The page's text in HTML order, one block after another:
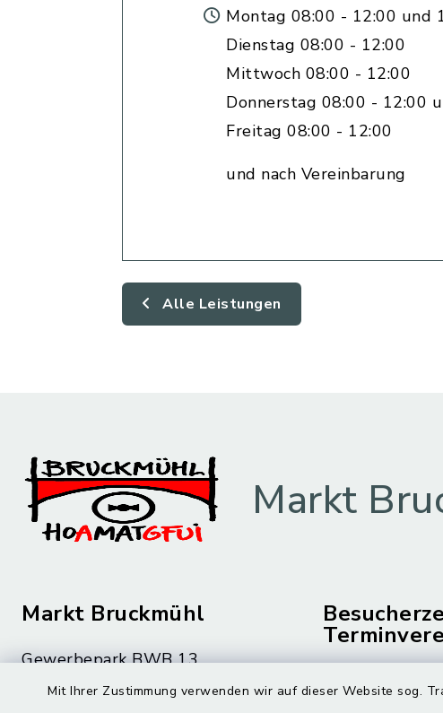
Mit Ihrer Zustimmung verwenden wir auf dieser Website sog.
Montag 08:00 - 12:00 und
Dienstag 08:00 - 12:00
Mittwoch 08:00 - 12:00
Donnerstag 08:00 - 12:00
Freitag 08:00 - 12:00
und nach Vereinbarung
Alle Leistungen
Markt
Markt Bruckmühl
Gewerbepark BWB 13
83052 Bruckmühl